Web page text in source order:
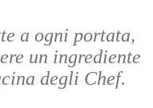
a ogni portata,
un ingrediente
degli Chef.